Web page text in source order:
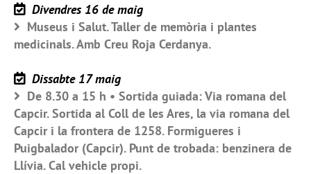
Divendres 16 de maig
Museus i Salut. Taller de memòria i plantes
medicinals. Amb Creu Roja Cerdanya.
Dissabte 17 maig
De 8.30 a 15 h • Sortida guiada: Via romana del
Capcir. Sortida al Coll de les Ares, la via romana del
Capcir i la frontera de 1258. Formigueres i
Puigbalador (Capcir). Punt de trobada: benzinera de
Llívia. Cal vehicle propi.